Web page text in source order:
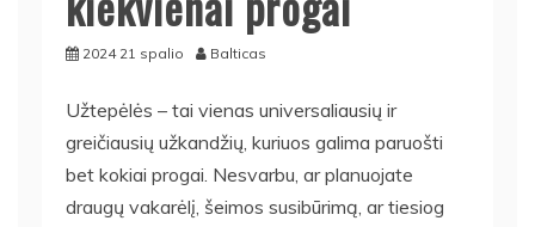
2024 21 spalio Balticas
Užtepėlės – tai vienas universaliausių ir
greičiausių užkandžių, kuriuos galima paruošti
bet kokiai progai. Nesvarbu, ar planuojate
draugų vakarėlį, šeimos susibūrimą, ar tiesiog